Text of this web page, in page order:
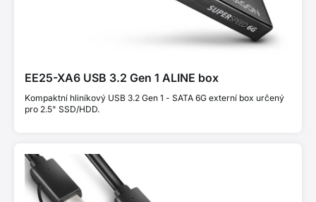
EE25-XA6 USB 3.2 Gen 1 ALINE box
Kompaktní hliníkový USB 3.2 Gen 1 - SATA 6G externí box určený
pro 2.5" SSD/HDD.